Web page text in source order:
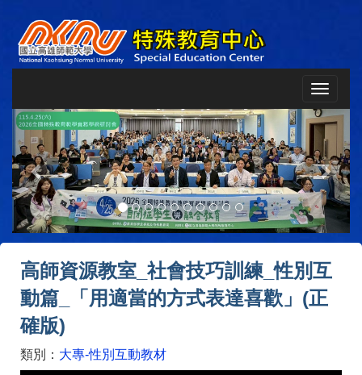
Toggle
Previous Next
高師資源教室_社會技巧訓練_性別互
動篇_「用適當的方式表達喜歡」(正
確版)
類別： 大專-性別互動教材